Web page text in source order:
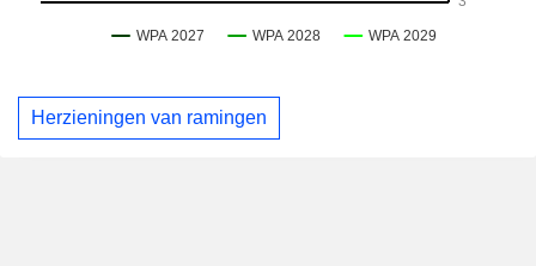
Herzieningen van ramingen